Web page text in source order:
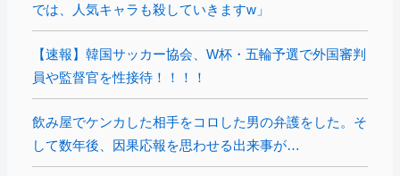
では、人気キャラも殺していきますw」
【速報】韓国サッカー協会、W杯・五輪予選で外国審判
員や監督官を性接待！！！！
飲み屋でケンカした相手をコロした男の弁護をした。そ
して数年後、因果応報を思わせる出来事が…